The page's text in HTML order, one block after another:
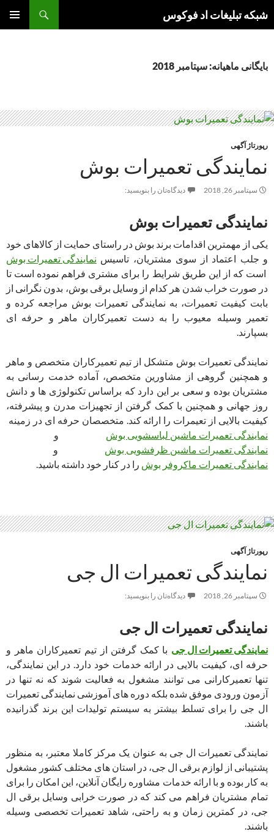
شبکه تبلیغات اد فوکوس
بایگانی ماهیانه: سپتامبر 2018
رپورتاژ آگهی
نمایندگی تعمیرات بوش
سپتامبر 26, 2018 دیدگاه‌تان را بنویسید:
نمایندگی تعمیرات بوش
یکی از مهمترین اقدامات برند بوش در راستای حمایت از کالاهای خود
و جلب اعتماد از سوی مشتریان، تاسیس نمایندگی تعمیرات بوش
است که از این طریق شرایط را برای مشتری فراهم نموده است تا
در صورت خراب شدن هر کدام از وسایل برقی بوش، بدون نگرانی از
بابت کیفیت تعمیرات، به نمایندگی تعمیرات بوش مراجعه کرده و
تعمیر وسیله معیوب را به دست تعمیرکاران ماهر و حرفه ای
بسپارند.
نمایندگی تعمیرات بوش متشکل از تیم تعمیرکاران متخصص و ماهر
و همچنین گروهی از مشاورین متخصص، آماده خدمت رسانی به
مشتریان بوده و سعی بر این دارد که براساس تکنولوژی ها و دانش
روز جهانی و همچنین با کمک گرفتن از تجهیزات مدرن و پیشرفته،
کیفیت بالایی از تعیمرات را ارائه کند. متخصصان حرفه ای در زمینه
نمایندگی تعمیرات ماشین لباسشویی بوش و
نمایندگی تعمیرات ماشین ظرفشویی بوش و
نمایندگی تعمیرات ماکروفر بوش را در کنار خود داشته باشید.
رپورتاژ آگهی
نمایندگی تعمیرات ال جی
سپتامبر 26, 2018 دیدگاه‌تان را بنویسید:
نمایندگی تعمیرات ال جی
نمایندگی تعمیرات ال جی با کمک گرفتن از تیم تعمیرکاران ماهر و
حرفه ای، کیفیت بالایی در ارائه خدمات خود دارد. در این نمایندگی،
تنها تعمیرکارانی می توانند مشغول به فعالیت شوند که نه تنها در
آزمون ورودی موفق شده بلکه دوره های آموزشی نمایندگی تعمیرات
ال جی را برای تسلط بیشتر به سیستم تولیدات این برند گذرانیده
باشند.
نمایندگی تعمیرات ال جی به عنوان یک مرکز کاملا معتبر، به منظور
پشتیبانی از لوازم برقی ال جی، در استان های مختلف کشور مشغول
به کار بوده و با ارائه خدمات مشاوره رایگان آنلاین، این امکان را برای
تمام مشتریان فراهم می کند که در صورت خرابی وسایل برقی ال
جی، در کمترین زمان و به راحتی، شاهد تعمیرات تخصصی وسیله
باشند.